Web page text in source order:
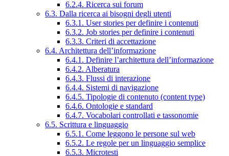
6.2.4. Ricerca sui forum
6.3. Dalla ricerca ai bisogni degli utenti
6.3.1. User stories per definire i contenuti
6.3.2. Job stories per definire i contenuti
6.3.3. Criteri di accettazione
6.4. Architettura dell’informazione
6.4.1. Definire l’architettura dell’informazione
6.4.2. Alberatura
6.4.3. Flussi di interazione
6.4.4. Sistemi di navigazione
6.4.5. Tipologie di contenuto (content type)
6.4.6. Ontologie e standard
6.4.7. Vocabolari controllati e tassonomie
6.5. Scrittura e linguaggio
6.5.1. Come leggono le persone sul web
6.5.2. Le regole per un linguaggio semplice
6.5.3. Microtesti